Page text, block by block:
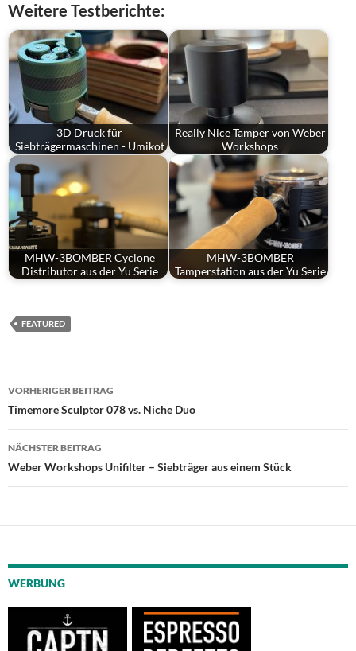
Weitere Testberichte:
3D Druck für
Siebträgermaschinen - Umikot
Really Nice Tamper von Weber
Workshops
MHW-3BOMBER Cyclone
Distributor aus der Yu Serie
MHW-3BOMBER
Tamperstation aus der Yu Serie
FEATURED
Beitragsnavigation
VORHERIGER BEITRAG
Timemore Sculptor 078 vs. Niche Duo
NÄCHSTER BEITRAG
Weber Workshops Unifilter – Siebträger aus einem Stück
WERBUNG